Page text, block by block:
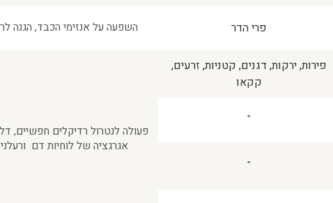
פרי הדר השפעה על אנזימי הכבד, הגנה
פירות, ירקות, דגנים, קטניות, זרעים,
קקאו
פעולה לנטרול רדיקלים חפשיים,
אגרגציה של לוחיות דם
"
"